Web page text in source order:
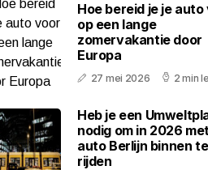
Hoe bereid je je auto
op een lange
zomervakantie door
Europa
27 mei 2026 2 min
Heb je een
nodig om in 2026
auto Berlijn binnen te
rijden